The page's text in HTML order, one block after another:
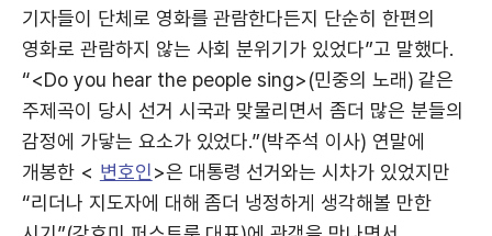
기자들이 단체로 영화를 관람한다든지 단순히 한편의
영화로 관람하지 않는 사회 분위기가 있었다”고 말했다.
“<Do you hear the people sing>(민중의 노래) 같은
주제곡이 당시 선거 시국과 맞물리면서 좀더 많은 분들의
감정에 가닿는 요소가 있었다.”(박주석 이사) 연말에
개봉한 < 변호인>은 대통령 선거와는 시차가 있었지만
“리더나 지도자에 대해 좀더 냉정하게 생각해볼 만한